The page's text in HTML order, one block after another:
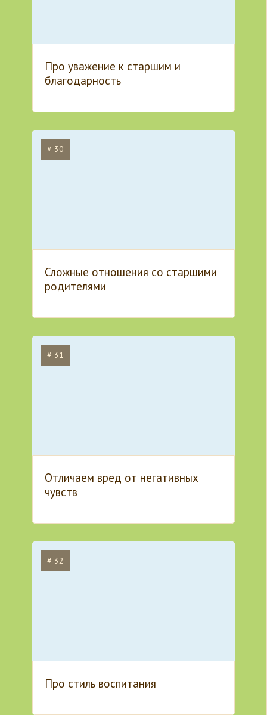
Про уважение к старшим и
благодарность
# 30
Сложные отношения со старшими
родителями
# 31
Отличаем вред от негативных
чувств
# 32
Про стиль воспитания